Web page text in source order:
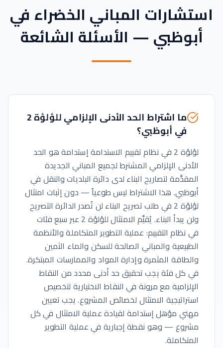
استشارات المباني الخضراء في
أبوظبي — الأسئلة الشائعة
ما اشتراط الحد الأدنى الإلزامي للؤلؤة 2
في أبوظبي؟
لؤلؤة 2 في نظام تقييم الاستدامة إستدامة هو الحد
الأدنى الإلزامي المشترط لجميع المباني الجديدة
المقدَّمة لتصاريح البناء لدى دائرة البلديات والنقل في
أبوظبي. هذا الاشتراط ليس طوعياً — دون إثبات امتثال
لؤلؤة 2 في طلب تصريح البناء لن تُصدر الدائرة التصريح
ولن يبدأ البناء. يُقيَّم الامتثال للؤلؤة 2 عبر سبع فئات
في نظام التقييم: عملية التطوير المتكاملة والأنظمة
الطبيعية والمباني الصالحة للسكن والماء الثمين
والطاقة المثمرة وإدارة المواد والممارسات المبتكرة.
في كل فئة يجب تحقيق حد أدنى محدد من النقاط
الإلزامية مع مرونة في النقاط الاختيارية لتخصيص
استراتيجية الامتثال لخصائص المشروع. يجب تعيين
مهني مؤهل إستدامة لقيادة عملية الامتثال في كل
مشروع — وهو نقطة إجبارية في عملية التطوير
المتكاملة.